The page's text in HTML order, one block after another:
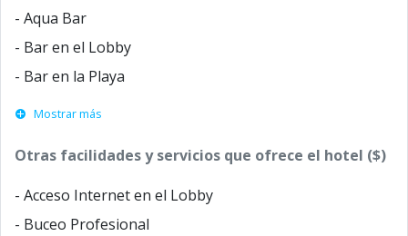
- Aqua Bar
- Bar en el Lobby
- Bar en la Playa
Mostrar más
Otras facilidades y servicios que ofrece el hotel ($)
- Acceso Internet en el Lobby
- Buceo Profesional